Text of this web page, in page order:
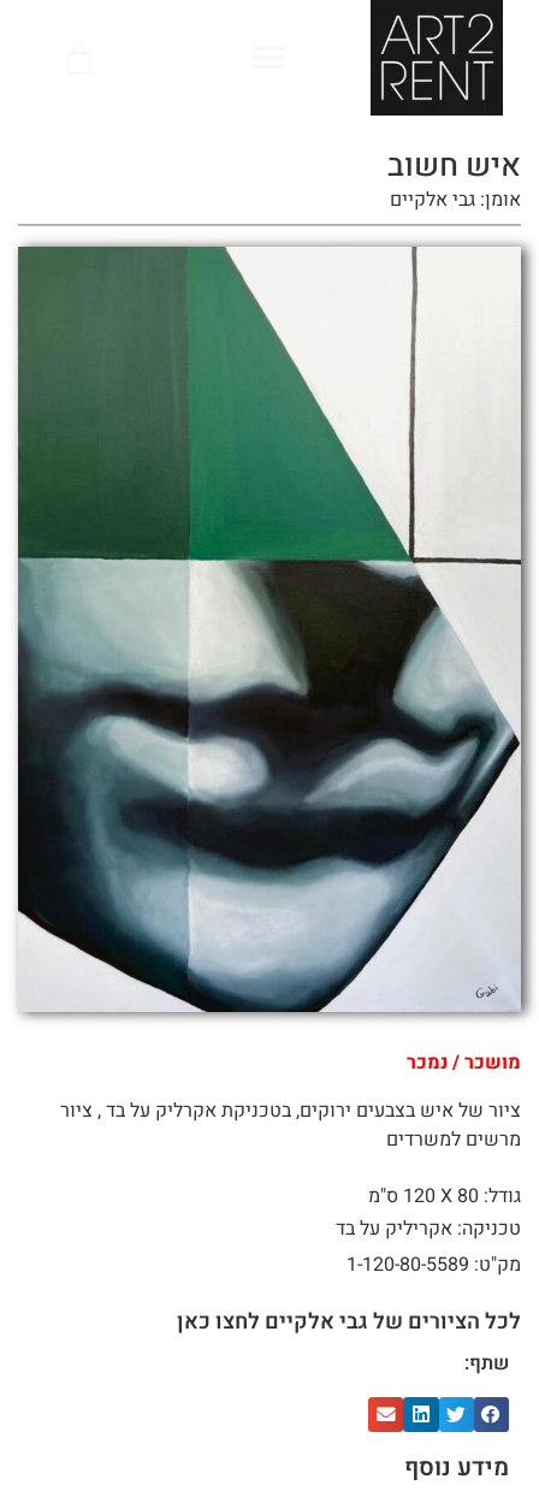
איש חשוב
אומן: גבי אלקיים
מושכר / נמכר
ציור של איש בצבעים ירוקים, בטכניקת אקרליק על בד , ציור
מרשים למשרדים
גודל: 80 X
120 ס"מ
טכניקה: אקריליק על בד
מק"ט: 1-120-80-5589
לכל הציורים של גבי אלקיים לחצו כאן
שתף:
מידע נוסף